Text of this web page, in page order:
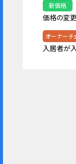
新価格
価格の変
オーナーチ
入居者が